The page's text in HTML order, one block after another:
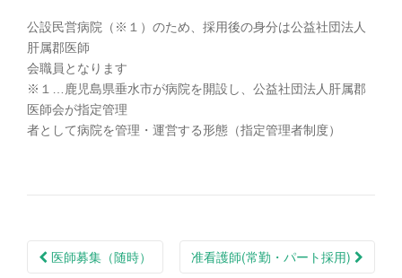
公設民営病院（※１）のため、採用後の身分は公益社団法人
肝属郡医師
会職員となります
※１…鹿児島県垂水市が病院を開設し、公益社団法人肝属郡
医師会が指定管理
者として病院を管理・運営する形態（指定管理者制度）
医師募集（随時） 准看護師(常勤・パート採用)